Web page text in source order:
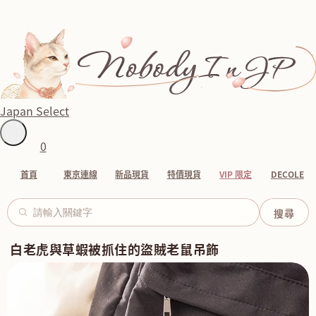
Japan Select
0
首頁 東京連線 新品現貨 特價現貨 VIP 限定 DECOLE
白老虎與草蝦被抓住的盜賊老鼠吊飾